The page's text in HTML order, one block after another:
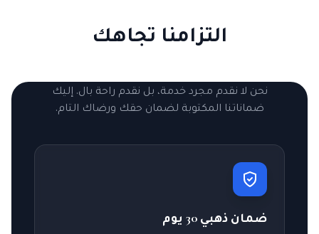
التزامنا تجاهك
نحن لا نقدم مجرد خدمة، بل نقدم راحة بال. إليك
ضماناتنا المكتوبة لضمان حقك ورضاك التام.
ضمان ذهبي 30 يوم